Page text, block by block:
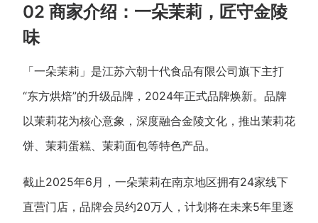
02 商家介绍：一朵茉莉，匠守金陵
味
「一朵茉莉」是江苏六朝十代食品有限公司旗下主打
“东方烘焙”的升级品牌，2024年正式品牌焕新。品牌
以茉莉花为核心意象，深度融合金陵文化，推出茉莉花
饼、茉莉蛋糕、茉莉面包等特色产品。
截止2025年6月，一朵茉莉在南京地区拥有24家线下
直营门店，品牌会员约20万人，计划将在未来5年里逐